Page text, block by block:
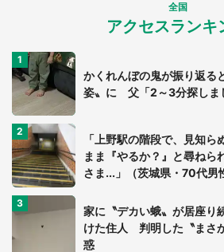
全国
アクセスランキ
かくれんぼの鬼が振り返る
姿〟に 父「2～3分探しま
「上野駅の階段で、見知
まま『やるか？』と尋ねら
さま...」（茨城県・70代男
家に〝デカい蛾〟が居座り
けた住人 判明した〝まさ
惑